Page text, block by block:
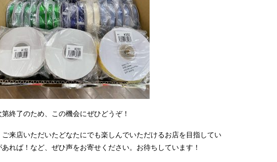
終了のため、この機会にぜひどうぞ！
来店いただいたどなたにでも楽しんでいただけるお店を目指してい
れば！など、ぜひ声をお寄せください。お待ちしています！